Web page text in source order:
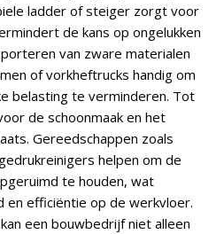
ladder of steiger zorgt voor
de kans op ongelukken
van zware materialen
of vorkheftrucks handig om
belasting te verminderen. Tot
de schoonmaak en het
Gereedschappen zoals
helpen om de
te houden, wat
en efficiëntie op de werkvloer.
een bouwbedrijf niet alleen